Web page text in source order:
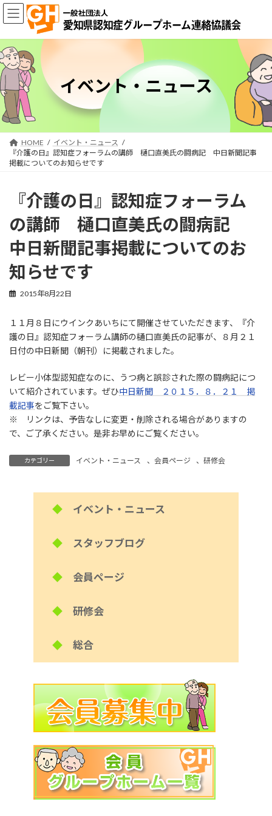
コ
ン
ン
ツ
へ
ス
キ
ッ
プ
ナ
ビ
ー
シ
ョ
ン
に
移
動
イベント・ニュース
HOME
イベント・ニュース
『介護の日』認知症フォーラムの講師 樋口直美氏の闘病記 中日新聞記事
掲載についてのお知らせです
『介護の日』認知症フォーラム
の講師 樋口直美氏の闘病記
中日新聞記事掲載についてのお
知らせです
2015年8月22日
１１月８日にウインクあいちにて開催させていただきます、『介
護の日』認知症フォーラム講師の樋口直美氏の記事が、８月２１
日付の中日新聞（朝刊）に掲載されました。
レビー小体型認知症なのに、うつ病と誤診された際の闘病記につ
いて紹介されています。ぜひ中日新聞 ２０１５．８．２１ 掲
載記事をご覧下さい。
※ リンクは、予告なしに変更・削除される場合がありますの
で、ご了承ください。是非お早めにご覧ください。
カテゴリー イベント・ニュース 、 会員ページ 、研修会
◆ イベント・ニュース
◆ スタッフブログ
◆ 会員ページ
◆ 研修会
◆ 総合